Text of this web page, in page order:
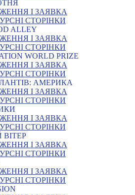
І ЗАЯВКА
СТОРІНКИ
ALLEY
І ЗАЯВКА
СТОРІНКИ
WORLD PRIZE
І ЗАЯВКА
СТОРІНКИ
АМЕРИКА
І ЗАЯВКА
СТОРІНКИ
І ЗАЯВКА
СТОРІНКИ
І ЗАЯВКА
СТОРІНКИ
І ЗАЯВКА
СТОРІНКИ